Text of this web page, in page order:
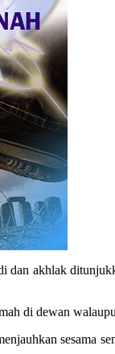
dan akhlak
di dewan
sesama